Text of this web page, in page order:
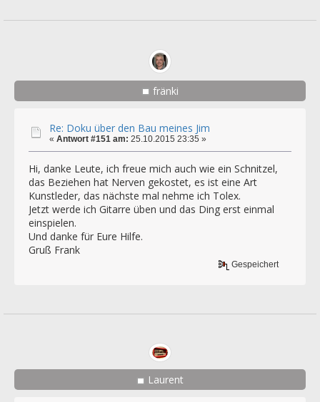
fränki
Re: Doku über den Bau meines Jim
« Antwort #151 am: 25.10.2015 23:35 »
Hi, danke Leute, ich freue mich auch wie ein Schnitzel,
das Beziehen hat Nerven gekostet, es ist eine Art
Kunstleder, das nächste mal nehme ich Tolex.
Jetzt werde ich Gitarre üben und das Ding erst einmal
einspielen.
Und danke für Eure Hilfe.
Gruß Frank
Gespeichert
Laurent